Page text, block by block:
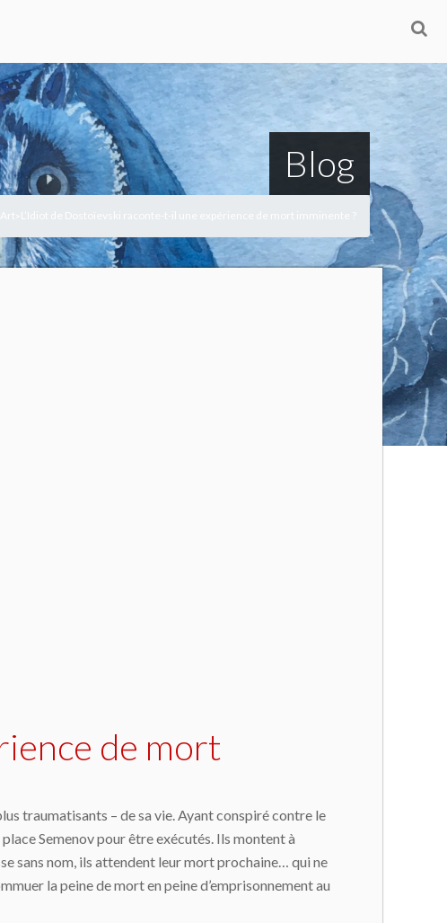
Blog
de mort
traumatisants – de sa vie. Ayant conspiré contre le
Semenov pour être exécutés. Ils montent à
sans nom, ils attendent leur mort prochaine… qui ne
la peine de mort en peine d’emprisonnement au